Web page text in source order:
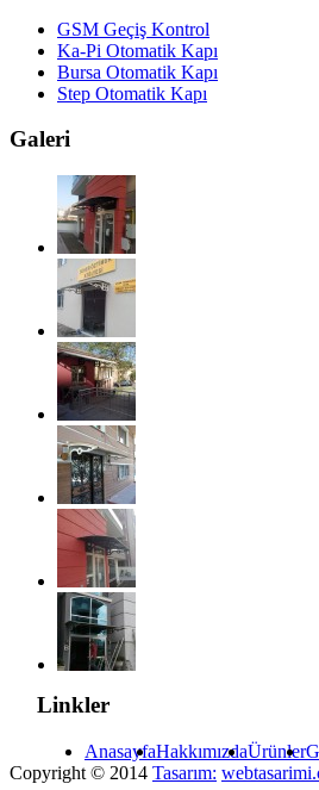
GSM Geçiş Kontrol
Ka-Pi Otomatik Kapı
Bursa Otomatik Kapı
Step Otomatik Kapı
Galeri
Linkler
AnasayfaHakkımızdaÜrünler
Copyright © 2014 Tasarım: